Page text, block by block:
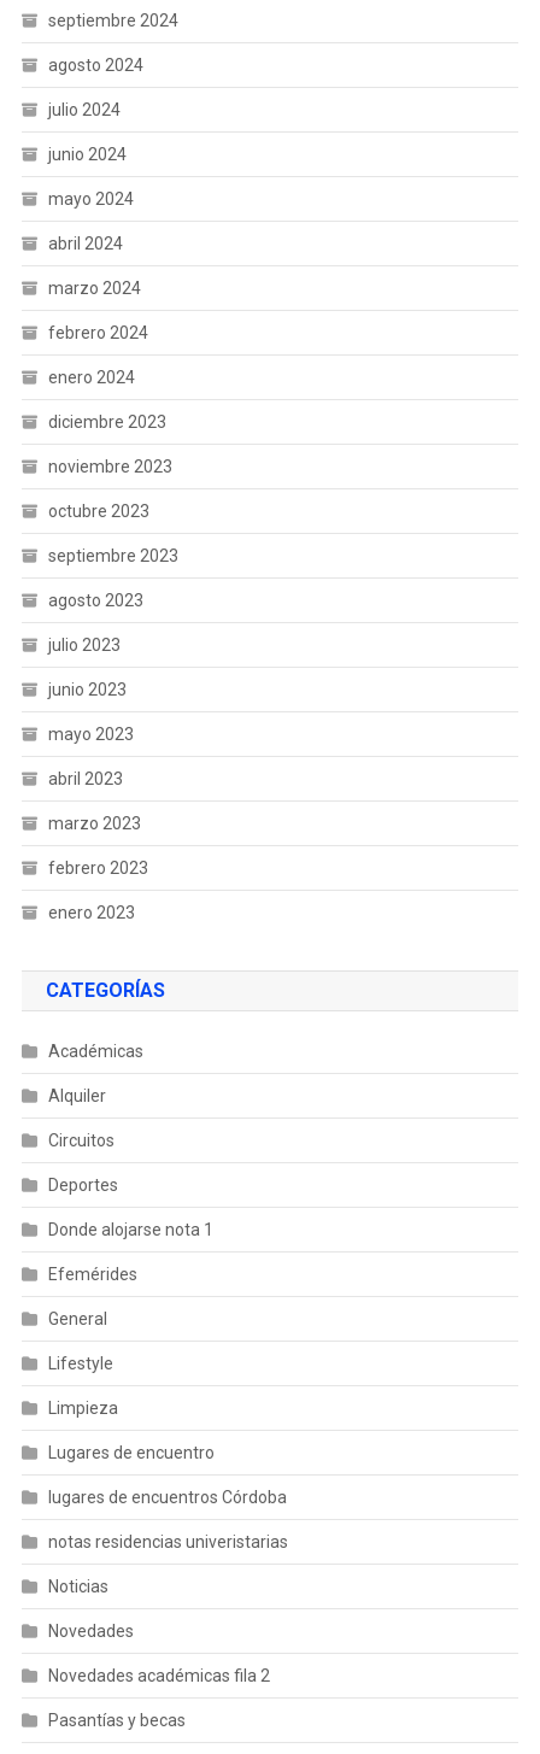
septiembre 2024
agosto 2024
julio 2024
junio 2024
mayo 2024
abril 2024
marzo 2024
febrero 2024
enero 2024
diciembre 2023
noviembre 2023
octubre 2023
septiembre 2023
agosto 2023
julio 2023
junio 2023
mayo 2023
abril 2023
marzo 2023
febrero 2023
enero 2023
CATEGORÍAS
Académicas
Alquiler
Circuitos
Deportes
Donde alojarse nota 1
Efemérides
General
Lifestyle
Limpieza
Lugares de encuentro
lugares de encuentros Córdoba
notas residencias univeristarias
Noticias
Novedades
Novedades académicas fila 2
Pasantías y becas